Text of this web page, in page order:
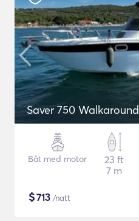
Saver 750 Walkaround
Båt med motor
23 ft
7 m
$713 /natt